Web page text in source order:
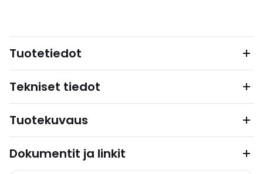
Tuotetiedot
Tekniset tiedot
Tuotekuvaus
Dokumentit ja linkit